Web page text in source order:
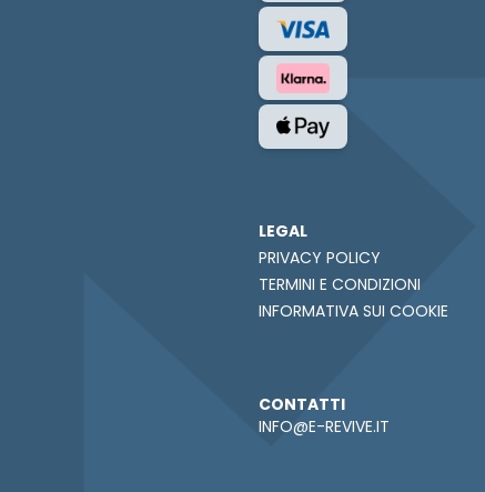
LEGAL
PRIVACY POLICY
TERMINI E CONDIZIONI
INFORMATIVA SUI COOKIE
CONTATTI
INFO@E-REVIVE.IT